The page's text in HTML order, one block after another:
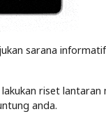
sarana
riset
anda.